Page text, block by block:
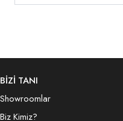
BİZİ TANI
Showroomlar
Biz Kimiz?